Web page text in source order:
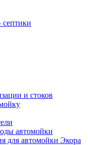
септики
и стоков
автомойки
для автомойки Экора